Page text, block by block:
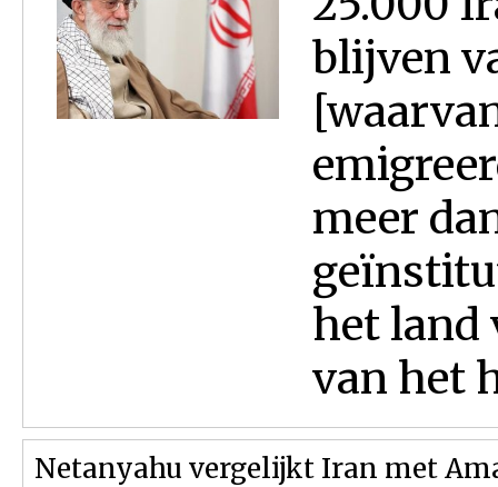
blijven
meer
het land
van het
Netanyahu vergelijkt Iran met